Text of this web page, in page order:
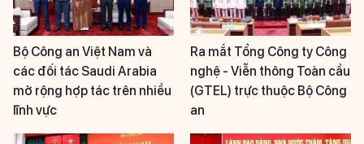
Bộ Công an Việt Nam và
các đối tác Saudi Arabia
mở rộng hợp tác trên nhiều
lĩnh vực
Ra mắt Tổng Công ty Công
nghệ - Viễn thông Toàn cầu
(GTEL) trực thuộc Bộ Công
an